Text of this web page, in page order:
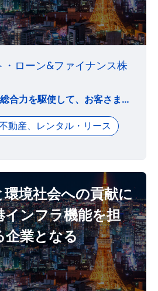
ローン&ファイナンス株
(1) 高度な専門性と総合力を駆使して、お客さまにとってトータルなソリューションを迅速に提供してまいります。 (2) 信託の受託者精神に立脚した高い自己規律に基づく健全な経営を実践し、社会からの揺るぎない信頼を確立してまいります。 (3) 信託銀行グループならではの多彩な機能を融合した新しいビジネスモデルで独自の価値を創出し、株主の期待に応えてまいります。 (4) 個々人の多様性と創造性が、組織の付加価値として存分に活かされ、働くことに夢と誇りとやりがいを持てる職場を提供してまいります。
動産、レンタル・リース
境社会への貢献に
インフラ機能を担
企業となる